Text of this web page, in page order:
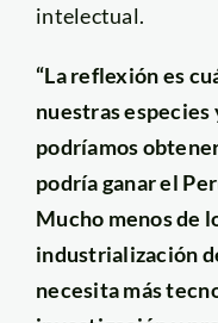
intelectual.
“La reflexión es
nuestras especies
podríamos
podría ganar el
Mucho menos de
industrialización
necesita más